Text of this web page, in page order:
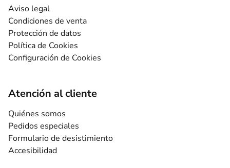
Aviso legal
Condiciones de venta
Protección de datos
Política de Cookies
Configuración de Cookies
Atención al cliente
Quiénes somos
Pedidos especiales
Formulario de desistimiento
Accesibilidad